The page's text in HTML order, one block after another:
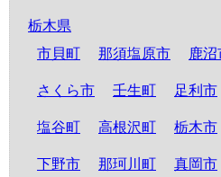
栃木県
市貝町
那須塩原市 鹿沼
さくら市 壬生町 足利市
塩谷町 高根沢町 栃木市
下野市 那珂川町 真岡市